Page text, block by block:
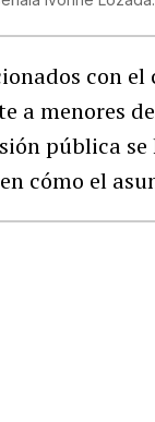
con el
a menores
pública
cómo el